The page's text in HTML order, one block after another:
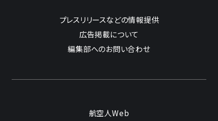
プレスリリースなどの情報提供
広告掲載について
編集部へのお問い合わせ
航空人Web